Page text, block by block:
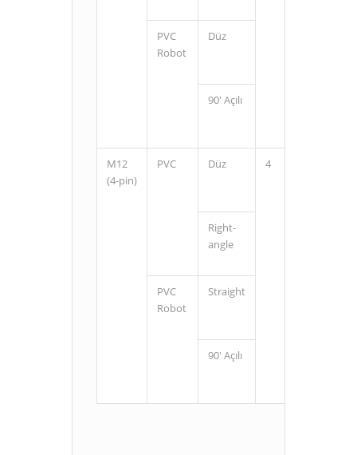
PVC
Robot
Düz
90' Açılı
M12
(4-pin)
PVC Düz 4
Right-
angle
PVC
Robot
Straight
90' Açılı